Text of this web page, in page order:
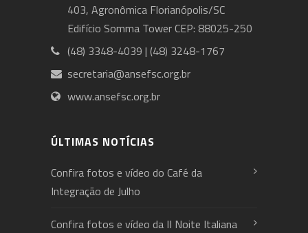
403, Agronômica Florianópolis/SC
Edifício Somma Tower CEP: 88025-250
(48) 3348-4039 | (48) 3248-1767
secretaria@ansefsc.org.br
www.ansefsc.org.br
ÚLTIMAS NOTÍCIAS
Confira fotos e vídeo do Café da
Integração de Julho
Confira fotos e vídeo da II Noite Italiana